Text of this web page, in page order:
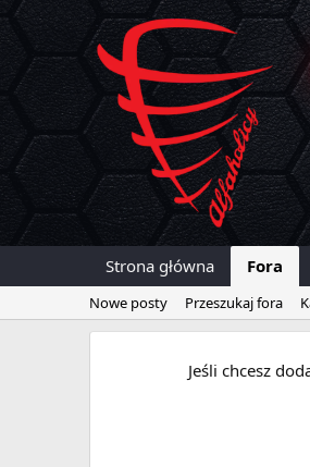
Strona główna Fora
Nowe posty Przeszukaj fora
Jeśli chcesz